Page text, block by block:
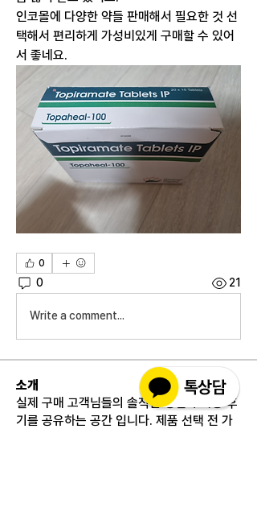
인코몰에 다양한 약들 판매해서 필요한 것 선
택해서 편리하게 가성비있게 구매할 수 있어
서 좋네요.
0
0 21
Write a comment...
소개
실제 구매 고객님들의 솔직한 경험과 사용 후
기를 공유하는 공간 입니다. 제품 선택 전 가